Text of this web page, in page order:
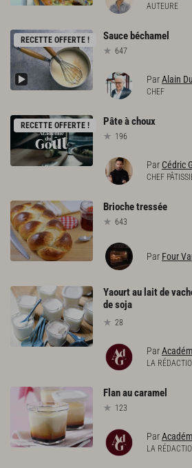
AUTEURE
RECETTE OFFERTE ! Sauce béchamel
647
ParAlain
CHEF
RECETTE OFFERTE ! Pâteàchoux
196
Par Cédric
CHEF
Briochetressée
643
Par Four
Yaourt au lait de
de soja
28
Par
LA
Flanaucaramel
123
Par
LA